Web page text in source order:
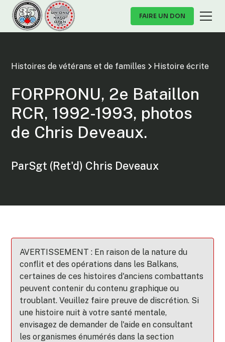
FAIRE UN DON
Histoires de vétérans et de familles Histoire écrite
FORPRONU, 2e Bataillon
RCR, 1992-1993, photos
de Chris Deveaux.
ParSgt (Ret'd) Chris Deveaux
AVERTISSEMENT : En raison de la nature du
conflit et des opérations dans les Balkans,
certaines de ces histoires d'anciens combattants
peuvent contenir du contenu graphique ou
troublant. Veuillez faire preuve de discrétion. Si
une histoire nuit à votre santé mentale,
envisagez de demander de l'aide en consultant
les organismes énumérés dans la section